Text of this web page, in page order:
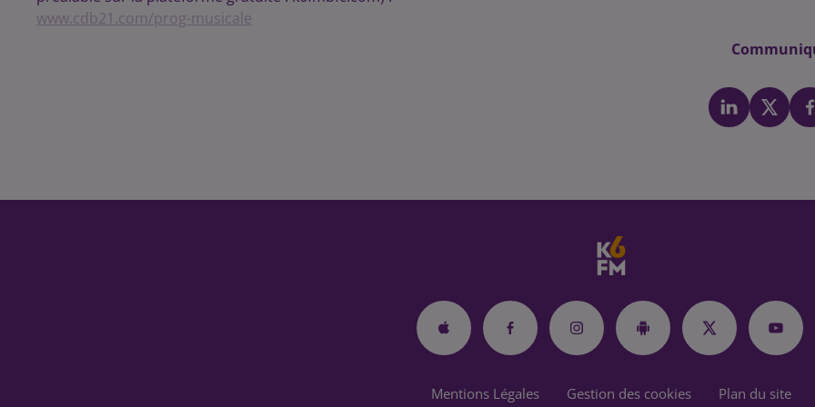
www.cdb21.com/prog-musicale
Mentions Légales Gestion des cookies Plan du site